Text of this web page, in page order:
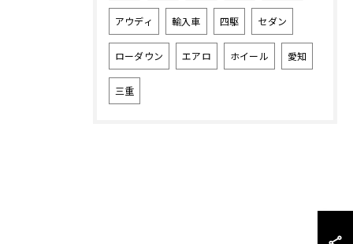
アウディ 輸入車 四駆 セダン
ローダウン エアロ ホイール 愛知
三重